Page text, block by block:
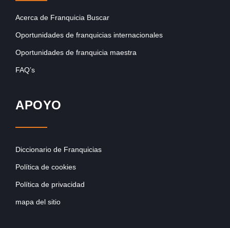
Acerca de Franquicia Buscar
Oportunidades de franquicias internacionales
Oportunidades de franquicia maestra
FAQ’s
APOYO
Diccionario de Franquicias
Política de cookies
Política de privacidad
mapa del sitio